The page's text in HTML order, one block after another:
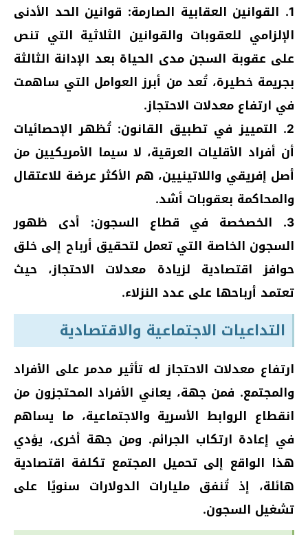
1. القوانين العقابية الصارمة: قوانين الحد الأدنى
الإلزامي للعقوبات والقوانين الثلاثية التي تنص
على عقوبة السجن مدى الحياة بعد الإدانة الثالثة
بجريمة خطيرة، تُعد من أبرز العوامل التي ساهمت
في ارتفاع معدلات الاحتجاز.
2. التمييز في تطبيق القانون: تُظهر الإحصائيات
أن أفراد الأقليات العرقية، لا سيما الأمريكيين من
أصل إفريقي واللاتينيين، هم الأكثر عرضة للاعتقال
والمحاكمة بعقوبات أشد.
3. الخصخصة في قطاع السجون: أدى ظهور
السجون الخاصة التي تعمل لتحقيق أرباح إلى خلق
حوافز اقتصادية لزيادة معدلات الاحتجاز، حيث
تعتمد أرباحها على عدد النزلاء.
التداعيات الاجتماعية والاقتصادية
ارتفاع معدلات الاحتجاز له تأثير مدمر على الأفراد
والمجتمع. فمن جهة، يعاني الأفراد المحتجزون من
انقطاع الروابط الأسرية والاجتماعية، ما يساهم
في إعادة ارتكاب الجرائم. ومن جهة أخرى، يؤدي
هذا الواقع إلى تحميل المجتمع تكلفة اقتصادية
هائلة، إذ تُنفق مليارات الدولارات سنويًا على
تشغيل السجون.